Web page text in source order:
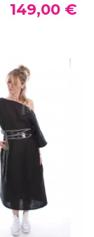
149,00 €